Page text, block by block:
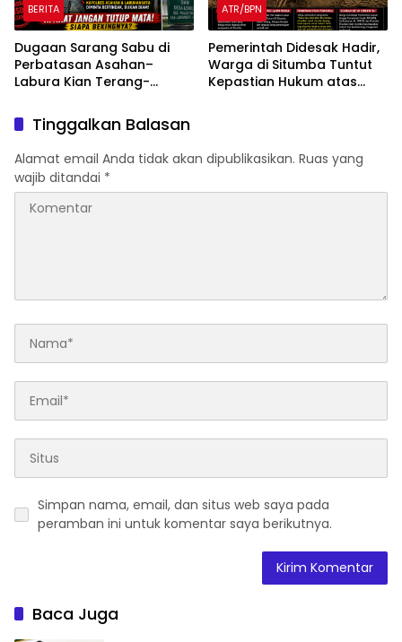
BERITA
Dugaan Sarang Sabu di
Perbatasan Asahan–
Labura Kian Terang-
Jangan Tutup Mata!
ATR/BPN
Pemerintah Didesak Hadir,
Warga di Situmba Tuntut
Kepastian Hukum atas
Tinggalkan Balasan
Alamat email Anda tidak akan dipublikasikan. Ruas yang
wajib ditandai *
Simpan nama, email, dan situs web saya pada
peramban ini untuk komentar saya berikutnya.
Baca Juga